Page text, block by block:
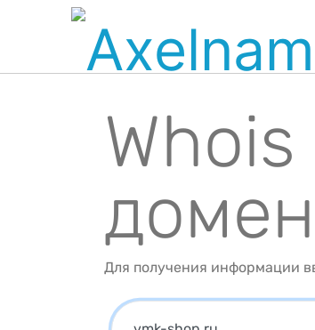
Для получения информации